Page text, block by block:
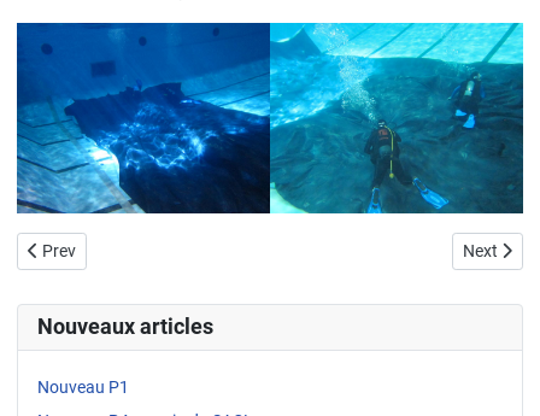
Nouveaux articles
Nouveau P1
Previous article: PôPoPó attachez vos bouteilles s'il vous plait...
Prev Next
Next